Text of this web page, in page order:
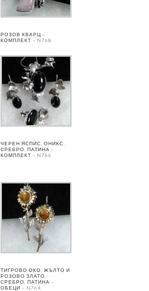
РОЗОВ КВАРЦ –
КОМПЛЕКТ – N768
ЧЕРЕН ЯСПИС, ОНИКС,
СРЕБРО, ПАТИНА –
КОМПЛЕКТ – N766
ТИГРОВО ОКО, ЖЪЛТО И
РОЗОВО ЗЛАТО,
СРЕБРО, ПАТИНА –
ОБЕЦИ – N764